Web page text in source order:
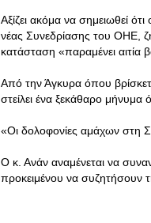
Αξίζει ακόμα να σημειωθεί
νέας Συνεδρίασης του ΟΗΕ,
κατάσταση «παραμένει αιτία
Από την Άγκυρα όπου
στείλει ένα ξεκάθαρο μήνυμα
«Οι δολοφονίες αμάχων στη
Ο κ. Ανάν αναμένεται να
προκειμένου να συζητήσουν